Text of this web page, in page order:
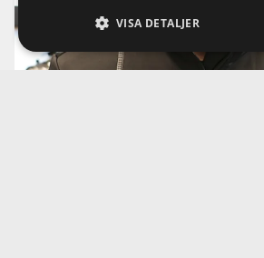
VISA DETALJER